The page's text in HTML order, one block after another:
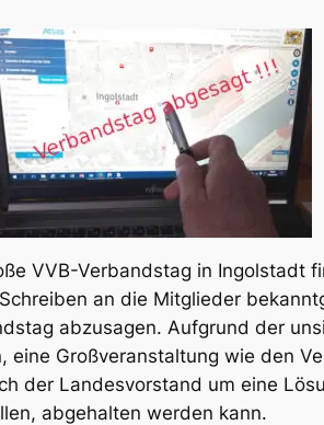
VVB-Ver­bands­tag in Ingol­stadt
an die Mit­glie­der
abzu­sa­gen. Auf­grund der
eine Groß­ver­an­stal­tung wie den
der Lan­des­vor­stand um eine
abge­hal­ten wer­den kann.